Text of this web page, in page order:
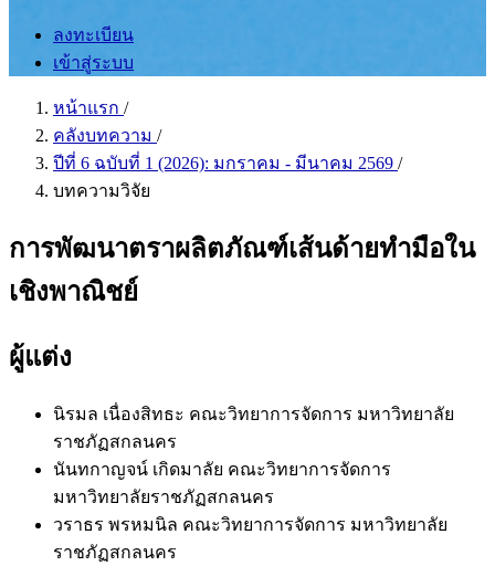
ลงทะเบียน
เข้าสู่ระบบ
หน้าแรก /
คลังบทความ /
ปีที่ 6 ฉบับที่ 1 (2026): มกราคม - มีนาคม 2569 /
บทความวิจัย
การพัฒนาตราผลิตภัณฑ์เส้นด้ายทำมือใน
เชิงพาณิชย์
ผู้แต่ง
นิรมล เนื่องสิทธะ คณะวิทยาการจัดการ มหาวิทยาลัย
ราชภัฏสกลนคร
นันทกาญจน์ เกิดมาลัย คณะวิทยาการจัดการ
มหาวิทยาลัยราชภัฏสกลนคร
วราธร พรหมนิล คณะวิทยาการจัดการ มหาวิทยาลัย
ราชภัฏสกลนคร